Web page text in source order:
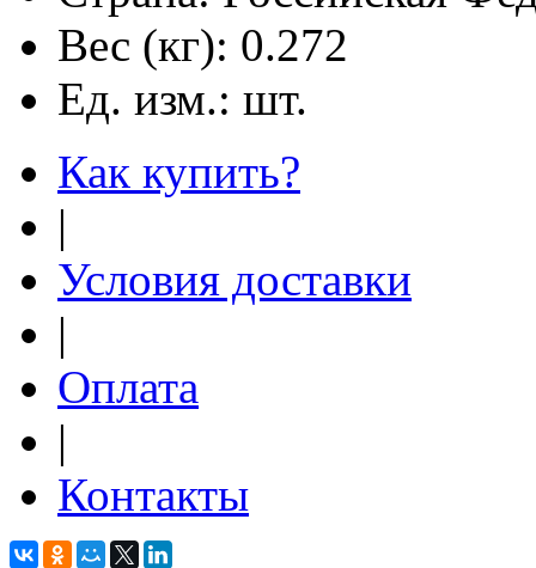
Вес (кг): 0.272
Ед. изм.: шт.
Как купить?
|
Условия доставки
|
Оплата
|
Контакты